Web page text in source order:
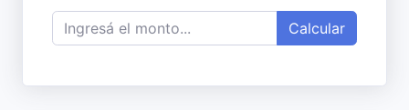
Calcular